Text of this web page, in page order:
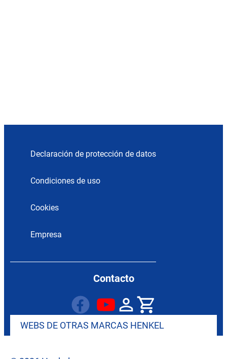
Declaración de protección de datos
Condiciones de uso
Cookies
Empresa
Contacto
WEBS DE OTRAS MARCAS HENKEL